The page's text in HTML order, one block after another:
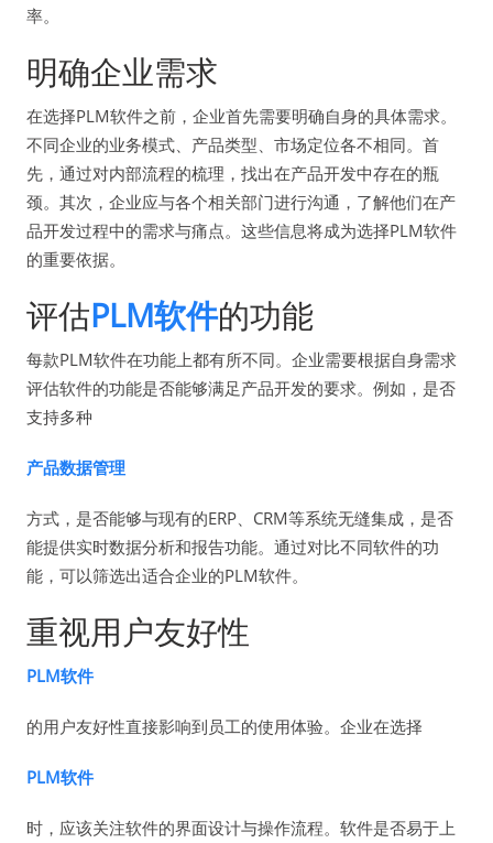
率。
明确企业需求
在选择PLM软件之前，企业首先需要明确自身的具体需求。
不同企业的业务模式、产品类型、市场定位各不相同。首
先，通过对内部流程的梳理，找出在产品开发中存在的瓶
颈。其次，企业应与各个相关部门进行沟通，了解他们在产
品开发过程中的需求与痛点。这些信息将成为选择PLM软件
的重要依据。
评估PLM软件的功能
每款PLM软件在功能上都有所不同。企业需要根据自身需求
评估软件的功能是否能够满足产品开发的要求。例如，是否
支持多种
产品数据管理
方式，是否能够与现有的ERP、CRM等系统无缝集成，是否
能提供实时数据分析和报告功能。通过对比不同软件的功
能，可以筛选出适合企业的PLM软件。
重视用户友好性
PLM软件
的用户友好性直接影响到员工的使用体验。企业在选择
PLM软件
时，应该关注软件的界面设计与操作流程。软件是否易于上